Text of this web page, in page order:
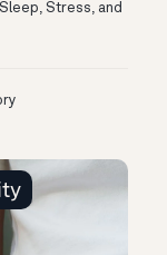
Stress, and